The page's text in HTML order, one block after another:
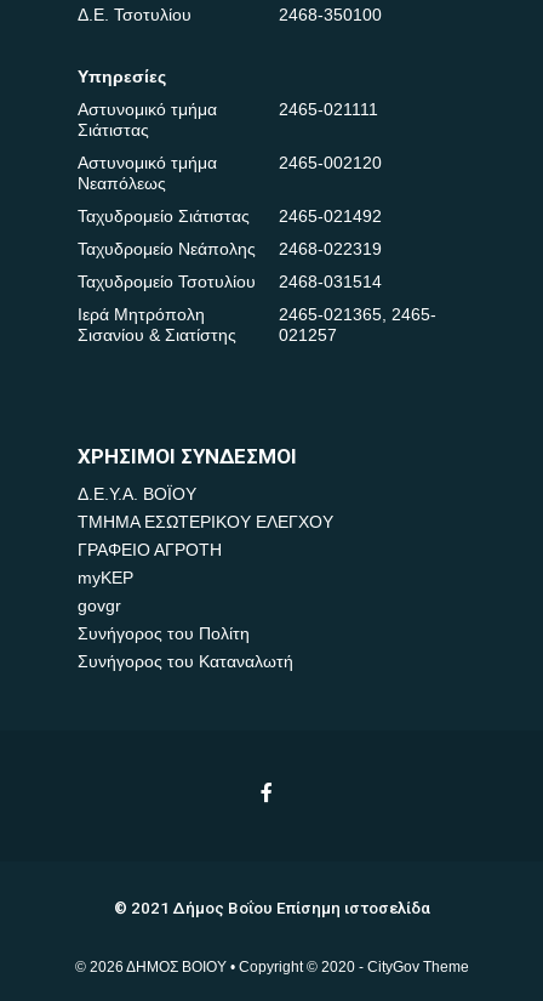
Δ.Ε. Τσοτυλίου
2468-350100
Υπηρεσίες
Αστυνομικό τμήμα
Σιάτιστας
2465-021111
Αστυνομικό τμήμα
Νεαπόλεως
2465-002120
Ταχυδρομείο Σιάτιστας
2465-021492
Ταχυδρομείο Νεάπολης
2468-022319
Ταχυδρομείο Τσοτυλίου
2468-031514
Ιερά Μητρόπολη
Σισανίου & Σιατίστης
2465-021365, 2465-
021257
ΧΡΗΣΙΜΟΙ ΣΥΝΔΕΣΜΟΙ
Δ.Ε.Υ.Α. ΒΟΪΟΥ
ΤΜΗΜΑ ΕΣΩΤΕΡΙΚΟΥ ΕΛΕΓΧΟΥ
ΓΡΑΦΕΙΟ ΑΓΡΟΤΗ
myKEP
govgr
Συνήγορος του Πολίτη
Συνήγορος του Καταναλωτή
© 2021 Δήμος Βοΐου Επίσημη ιστοσελίδα
© 2026 ΔΗΜΟΣ ΒΟΙΟΥ • Copyright © 2020 - CityGov Theme